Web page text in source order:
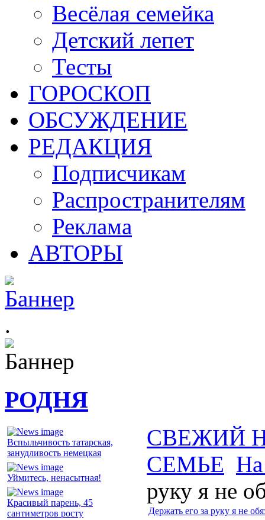
Весёлая семейка
Детский лепет
Тесты
ГОРОСКОП
ОБСУЖДЕНИЕ
РЕДАКЦИЯ
Подписчикам
Распространителям
Реклама
АВТОРЫ
.
РОДНЯ
Вспыльчивость татарская,
занудливость немецкая
Уймитесь, ненасытная!
Красивый парень, 45
сантиметров росту
СВЕЖИЙ
СЕМЬЕ На
руку я не
Держать его за руку я не